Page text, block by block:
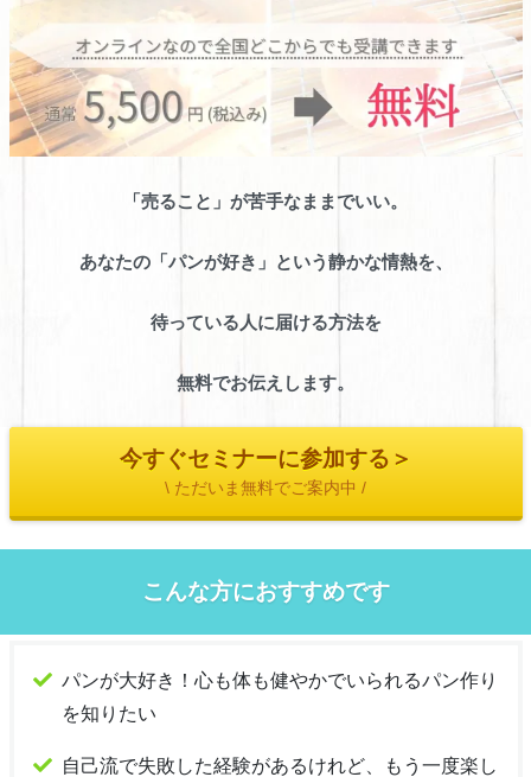
「売ること」が苦手なままでいい。
あなたの「パンが好き」という静かな情熱を、
待っている人に届ける方法を
無料でお伝えします。
今すぐセミナーに参加する＞
\ ただいま無料でご案内中 /
こんな方におすすめです
パンが大好き！心も体も健やかでいられるパン作り
を知りたい
自己流で失敗した経験があるけれど、もう一度楽し